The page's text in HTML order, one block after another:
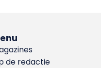
de redactie